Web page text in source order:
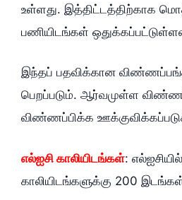
உள்ளது. இத்திட்டத்திற்காக
பணியிடங்கள்
இந்தப் பதவிக்கான
பெறப்படும். ஆர்வமுள்ள
விண்ணப்பிக்க
எல்ஐசி காலியிடங்கள்:
காலியிடங்களுக்கு 200